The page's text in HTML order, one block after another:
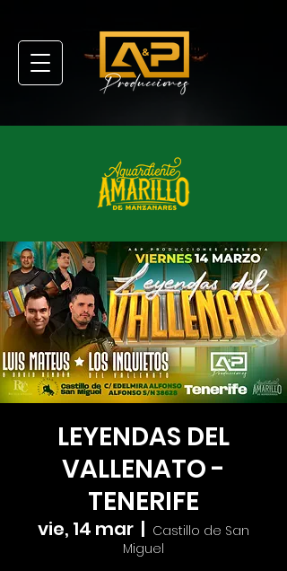
LEYENDAS DEL
VALLENATO -
TENERIFE
vie, 14 mar
  |
Castillo de San
Miguel